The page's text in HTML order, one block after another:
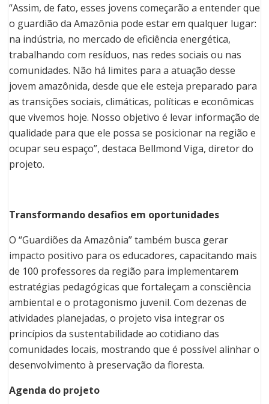
“Assim, de fato, esses jovens começarão a entender que
o guardião da Amazônia pode estar em qualquer lugar:
na indústria, no mercado de eficiência energética,
trabalhando com resíduos, nas redes sociais ou nas
comunidades. Não há limites para a atuação desse
jovem amazônida, desde que ele esteja preparado para
as transições sociais, climáticas, políticas e econômicas
que vivemos hoje. Nosso objetivo é levar informação de
qualidade para que ele possa se posicionar na região e
ocupar seu espaço”, destaca Bellmond Viga, diretor do
projeto.
Transformando desafios em oportunidades
O “Guardiões da Amazônia” também busca gerar
impacto positivo para os educadores, capacitando mais
de 100 professores da região para implementarem
estratégias pedagógicas que fortaleçam a consciência
ambiental e o protagonismo juvenil. Com dezenas de
atividades planejadas, o projeto visa integrar os
princípios da sustentabilidade ao cotidiano das
comunidades locais, mostrando que é possível alinhar o
desenvolvimento à preservação da floresta.
Agenda do projeto